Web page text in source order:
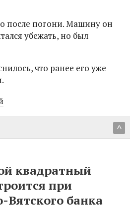
после погони. Машину он
убежать, но был
что ранее его уже
^
квадратный
при
Вятского банка